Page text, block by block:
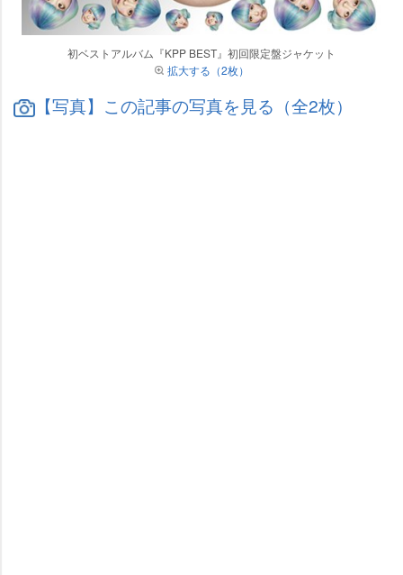
初ベストアルバム『KPP BEST』初回限定盤ジャケット
拡大する（2枚）
【写真】この記事の写真を見る（全2枚）